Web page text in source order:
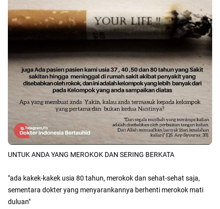
UNTUK ANDA YANG MEROKOK DAN SERING BERKATA
"ada kakek-kakek usia 80 tahun, merokok dan sehat-sehat saja,
sementara dokter yang menyarankannya berhenti merokok mati
duluan"